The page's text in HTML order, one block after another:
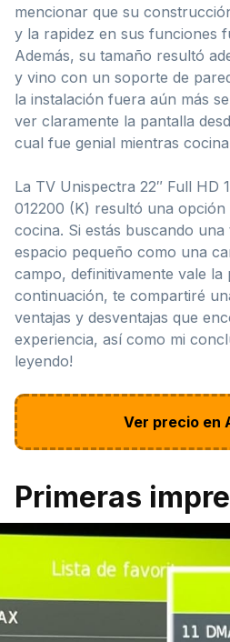
mencionar que su
y la rapidez en sus funciones
Además, su tamaño resultó
y vino con un soporte de
la instalación fuera aún más
ver claramente la pantalla
cual fue genial mientras
La TV Unispectra 22″ Full HD
012200 (K) resultó una
cocina. Si estás buscando
espacio pequeño como una
campo, definitivamente vale la
continuación, te compartiré
ventajas y desventajas que
experiencia, así como mi
leyendo!
Ver precio en
Primeras